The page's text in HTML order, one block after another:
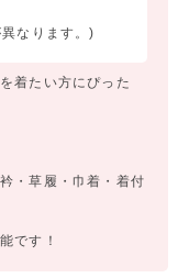
なります。)
着たい方にぴった
・草履・巾着・着付
です！